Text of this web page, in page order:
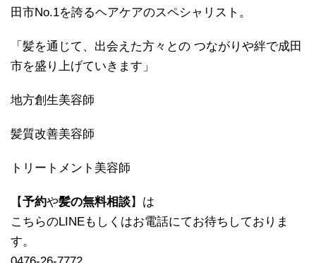
田市No.1を誇るヘアケアのスペシャリスト。
「髪を通じて、出会えた方々との つながりや絆で成田
市を盛り上げていきます」
地方創生美容師
髪質改善美容師
トリートメント美容師
【予約や髪の無料相談】は
こちらのLINEもしくはお電話にてお待ちしておりま
す。